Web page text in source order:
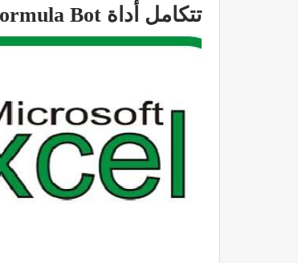
تتكامل أداة Formula Bot مع العديد من التطبيقات الأخرى، مثل: